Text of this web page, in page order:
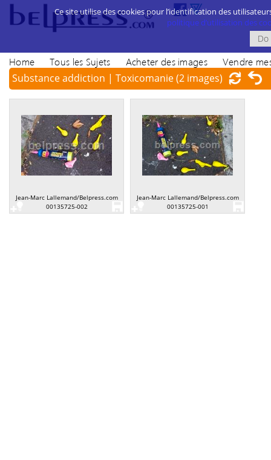
Home Tous les Sujets Acheter des images Vendre
Substance addiction | Toxicomanie(2 images)
Jean-Marc Lallemand/Belpress.com
00135725-002
Jean-Marc Lallemand/Belpress.com
00135725-001
Ce site utilise des cookies pour l’identification des
politique d’utilisation des